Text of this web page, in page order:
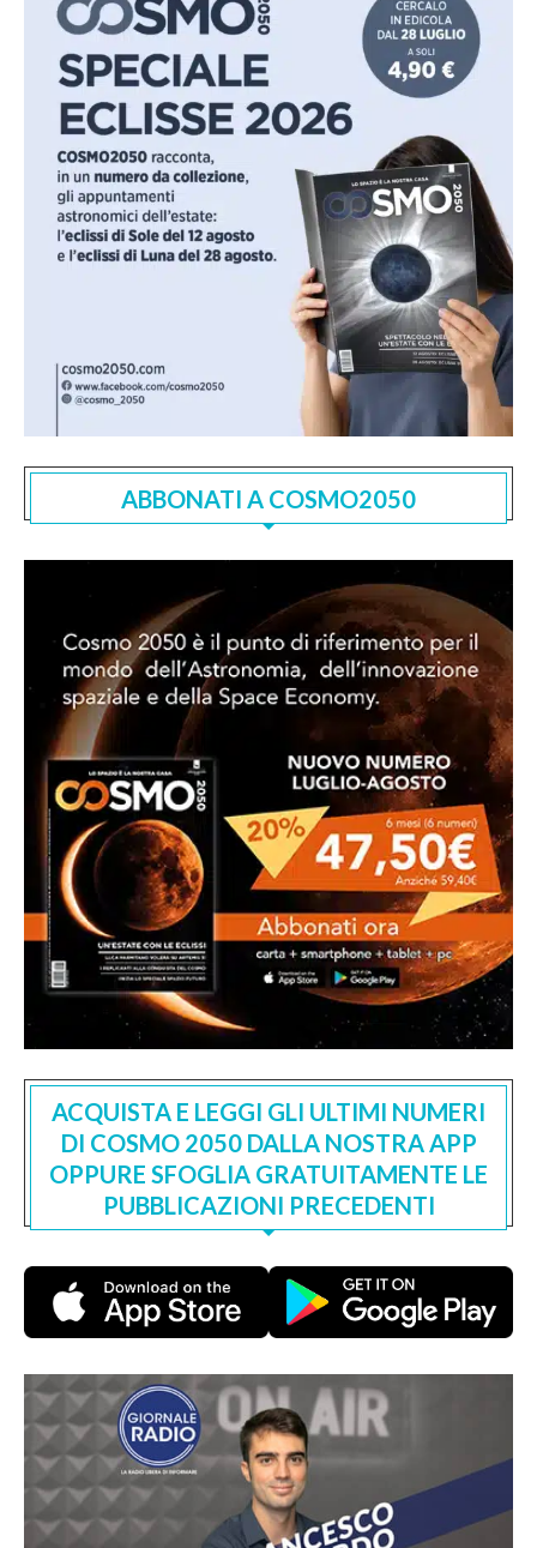
ABBONATI A COSMO2050
ACQUISTA E LEGGI GLI ULTIMI NUMERI
DI COSMO 2050 DALLA NOSTRA APP
OPPURE SFOGLIA GRATUITAMENTE LE
PUBBLICAZIONI PRECEDENTI